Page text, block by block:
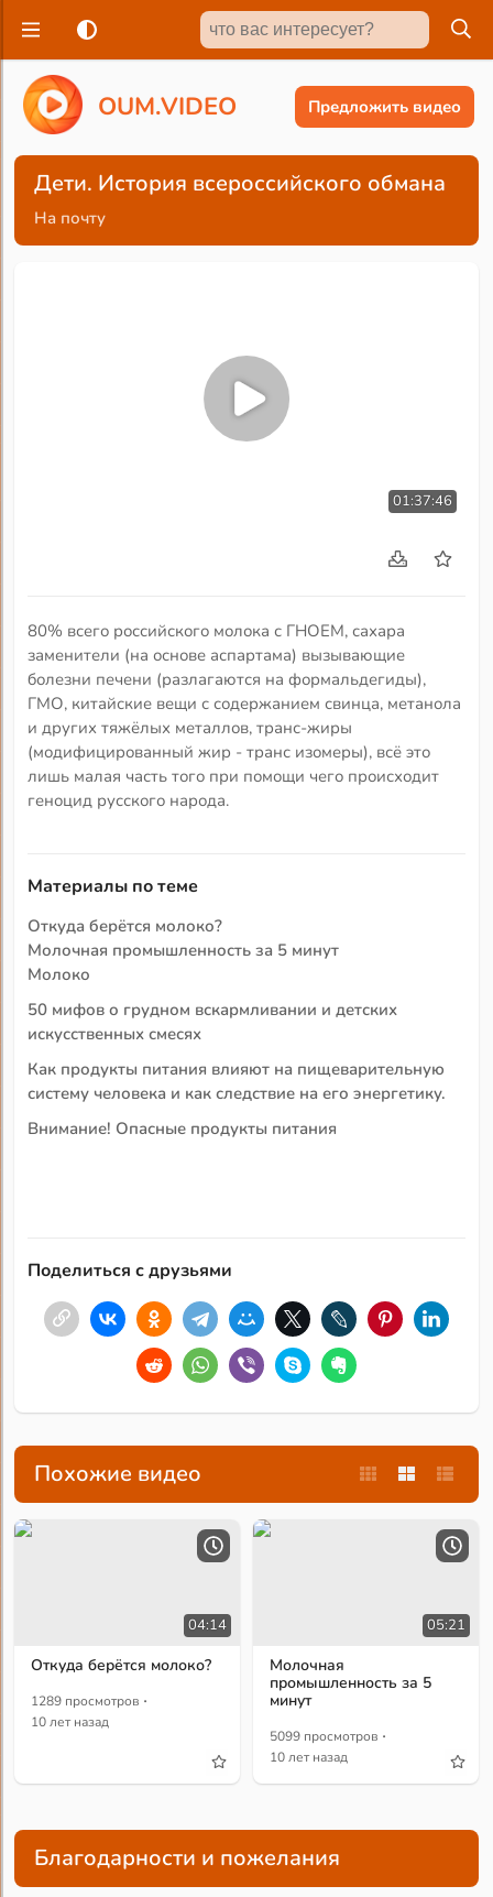
OUM.VIDEO Предложить видео
Дети. История всероссийского обмана
На почту
01:37:46
80% всего российского молока с ГНОЕМ, сахара
заменители (на основе аспартама) вызывающие
болезни печени (разлагаются на формальдегиды),
ГМО, китайские вещи с содержанием свинца, метанола
и других тяжёлых металлов, транс-жиры
(модифицированный жир - транс изомеры), всё это
лишь малая часть того при помощи чего происходит
геноцид русского народа.
Материалы по теме
Откуда берётся молоко?
Молочная промышленность за 5 минут
Молоко
50 мифов о грудном вскармливании и детских
искусственных смесях
Как продукты питания влияют на пищеварительную
систему человека и как следствие на его энергетику.
Внимание! Опасные продукты питания
Поделиться с друзьями
Похожие видео
04:14
Откуда берётся молоко?
1289 просмотров ·
10 лет назад
05:21
Молочная
промышленность за 5
минут
5099 просмотров ·
10 лет назад
Благодарности и пожелания